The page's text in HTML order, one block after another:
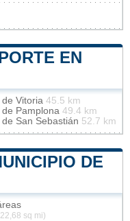
EN
Vitoria 45.5 km
Pamplona 49.4 km
San Sebastián 52.7 km
DE
sq mi)